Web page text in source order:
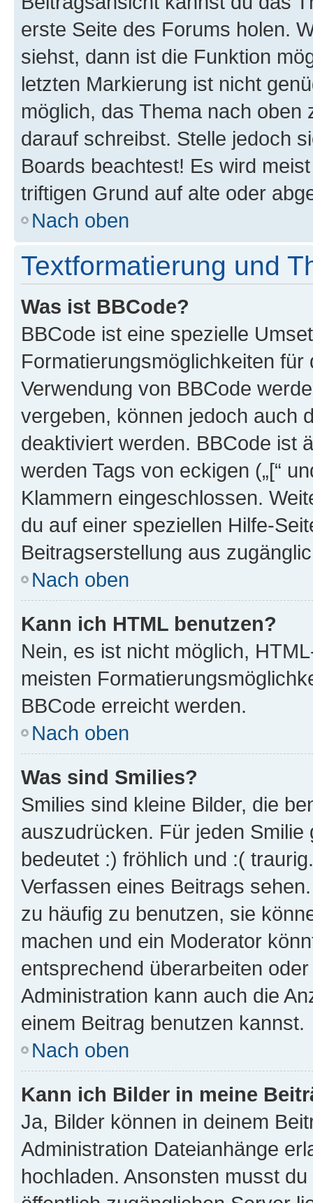
erste Seite des Forums holen.
siehst, dann ist die Funktion
letzten Markierung ist nicht
möglich, das Thema nach oben
darauf schreibst. Stelle jedoch
Boards beachtest! Es wird
triftigen Grund auf alte oder
Nach oben
Textformatierung und
Was ist BBCode?
BBCode ist eine spezielle
Formatierungsmöglichkeiten
Verwendung von BBCode
vergeben, können jedoch auch
deaktiviert werden. BBCode ist
werden Tags von eckigen („[“
Klammern eingeschlossen.
du auf einer speziellen Hilfe-
Beitragserstellung aus
Nach oben
Kann ich HTML benutzen?
Nein, es ist nicht möglich,
meisten
BBCode erreicht werden.
Nach oben
Was sind Smilies?
Smilies sind kleine Bilder, die
auszudrücken. Für jeden
bedeutet :) fröhlich und :(
Verfassen eines Beitrags
zu häufig zu benutzen, sie
machen und ein Moderator
entsprechend überarbeiten
Administration kann auch die
einem Beitrag benutzen kannst.
Nach oben
Kann ich Bilder in meine
Ja, Bilder können in deinem
Administration Dateianhänge
hochladen. Ansonsten musst